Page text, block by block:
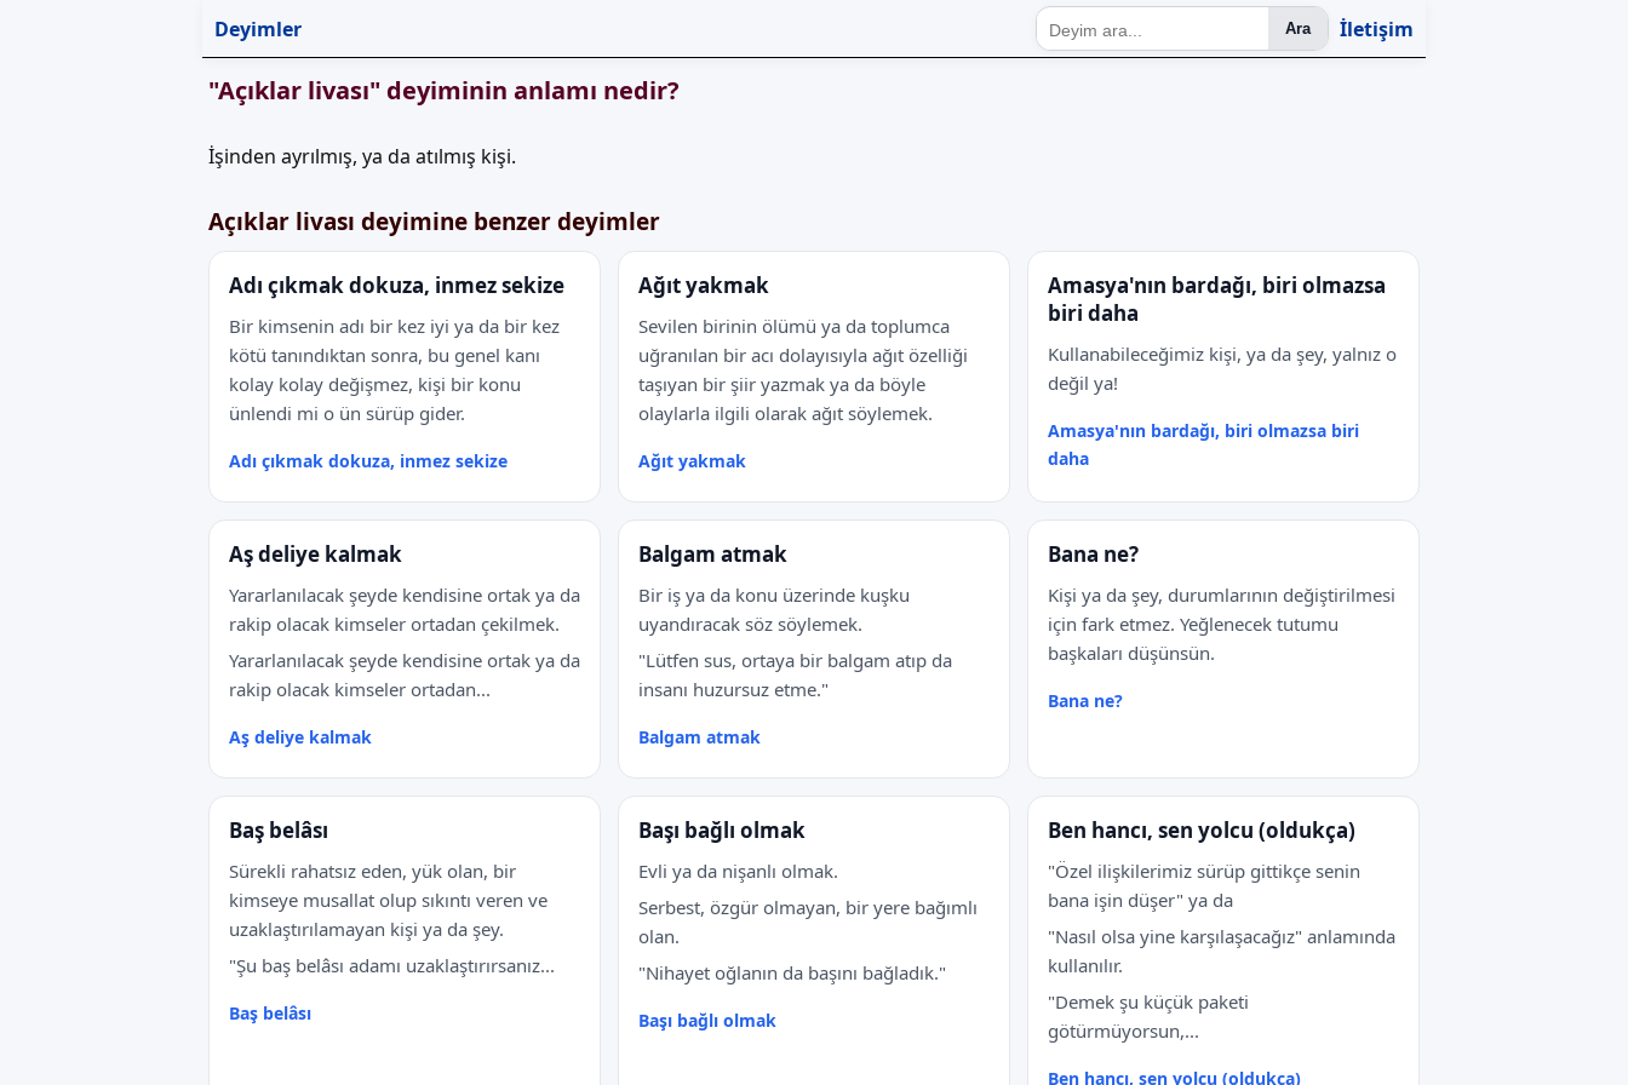
Deyimler Ara İletişim
"Açıklar livası" deyiminin anlamı nedir?
İşinden ayrılmış, ya da atılmış kişi.
Açıklar livası deyimine benzer deyimler
Adı çıkmak dokuza, inmez sekize
Bir kimsenin adı bir kez iyi ya da bir kez
kötü tanındıktan sonra, bu genel kanı
kolay kolay değişmez, kişi bir konu
ünlendi mi o ün sürüp gider.
Adı çıkmak dokuza, inmez sekize
Ağıt yakmak
Sevilen birinin ölümü ya da toplumca
uğranılan bir acı dolayısıyla ağıt özelliği
taşıyan bir şiir yazmak ya da böyle
olaylarla ilgili olarak ağıt söylemek.
Ağıt yakmak
Amasya'nın bardağı, biri olmazsa
biri daha
Kullanabileceğimiz kişi, ya da şey, yalnız o
değil ya!
Amasya'nın bardağı, biri olmazsa biri
daha
Aş deliye kalmak
Yararlanılacak şeyde kendisine ortak ya da
rakip olacak kimseler ortadan çekilmek.
Yararlanılacak şeyde kendisine ortak ya da
rakip olacak kimseler ortadan...
Aş deliye kalmak
Balgam atmak
Bir iş ya da konu üzerinde kuşku
uyandıracak söz söylemek.
"Lütfen sus, ortaya bir balgam atıp da
insanı huzursuz etme."
Balgam atmak
Bana ne?
Kişi ya da şey, durumlarının değiştirilmesi
için fark etmez. Yeğlenecek tutumu
başkaları düşünsün.
Bana ne?
Baş belâsı
Sürekli rahatsız eden, yük olan, bir
kimseye musallat olup sıkıntı veren ve
uzaklaştırılamayan kişi ya da şey.
"Şu baş belâsı adamı uzaklaştırırsanız...
Baş belâsı
Başı bağlı olmak
Evli ya da nişanlı olmak.
Serbest, özgür olmayan, bir yere bağımlı
olan.
"Nihayet oğlanın da başını bağladık."
Başı bağlı olmak
Ben hancı, sen yolcu (oldukça)
"Özel ilişkilerimiz sürüp gittikçe senin
bana işin düşer" ya da
"Nasıl olsa yine karşılaşacağız" anlamında
kullanılır.
"Demek şu küçük paketi
götürmüyorsun,...
Ben hancı, sen yolcu (oldukça)